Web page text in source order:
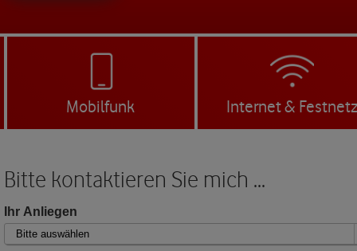
Mobilfunk Internet &
Bitte kontaktieren Sie mich ...
Ihr Anliegen